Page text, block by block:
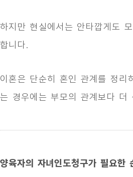
하지만 현실에서는 안타깝게도
합니다.
이혼은 단순히 혼인 관계를 정리
는 경우에는 부모의 관계보다 더
양육자의 자녀인도청구가 필요한